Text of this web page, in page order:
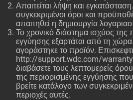
Απαιτείται λήψη και
συγκεκριμένοι όροι και
απαιτηθεί η δημιουργία
Το χρονικό διάστημα ισχύος της
εγγύησης εξαρτάται από τη
αγοράστηκε το προϊόν.
http://support.wdc.com/
διαβάσετε τους λεπτομερείς
της περιορισμένης εγγύησης
βρείτε κατάλογο των
περιοχές αυτές.